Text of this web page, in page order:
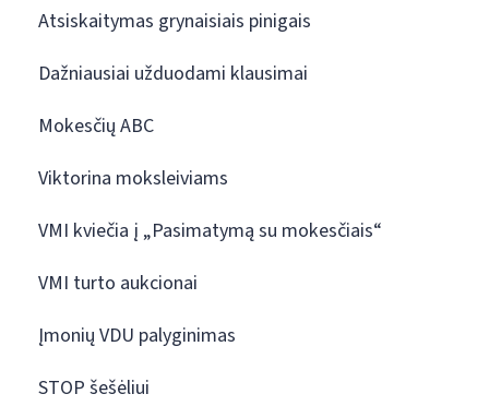
Atsiskaitymas grynaisiais pinigais
Dažniausiai užduodami klausimai
Mokesčių ABC
Viktorina moksleiviams
VMI kviečia į „Pasimatymą su mokesčiais“
VMI turto aukcionai
Įmonių VDU palyginimas
STOP šešėliui